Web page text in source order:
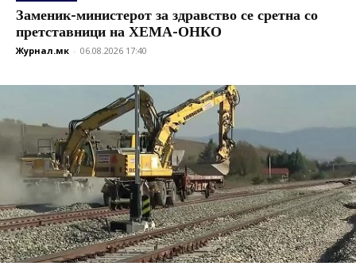
Заменик-министерот за здравство се сретна со
претставници на ХЕМА-ОНКО
Журнал.мк - 06.08.2026 17:40